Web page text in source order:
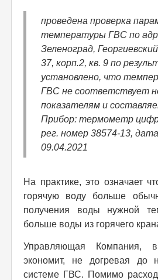
проведена проверка
температуры ГВС по
Зеленоград,
37, корп.2, кв. 9 по
установлено, что
ГВС не соответствует
показателям и
Прибор: термометр
рег. номер 38574-13,
09.04.2021
На практике, это означает
горячую воду больше
получения воды нужной
больше воды из горячего
Управляющая Компания,
экономит, не догревая до
системе ГВС. Помимо